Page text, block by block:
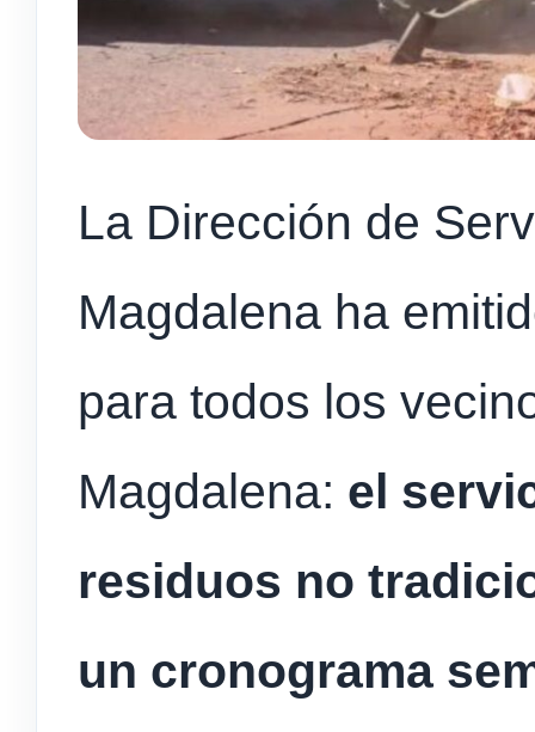
La Dirección de
Magdalena ha
para todos los
Magdalena: el
residuos no
un cronograma